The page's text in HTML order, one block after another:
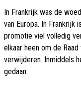
In Frankrijk was de
van Europa. In Frankrijk
promotie viel volledig
elkaar heen om de
verwijderen. Inmiddels
gedaan.